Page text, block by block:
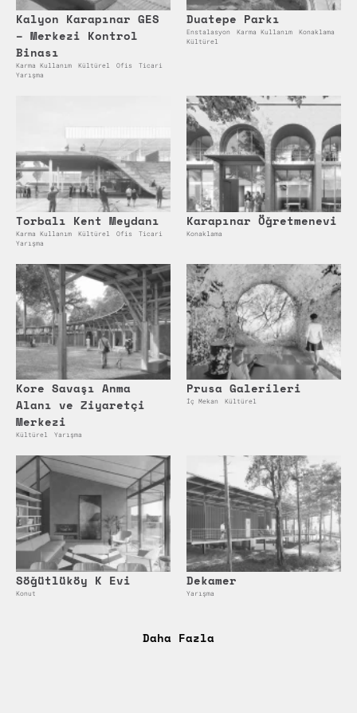
Kalyon Karapınar GES
– Merkezi Kontrol
Binası
Karma Kullanım Kültürel Ofis
Ticari
Yarışma
Duatepe Parkı
Enstalasyon Karma Kullanım
Konaklama
Kültürel
Torbalı Kent Meydanı
Karma Kullanım Kültürel Ofis
Ticari
Yarışma
Karapınar Öğretmenevi
Konaklama
Kore Savaşı Anma
Alanı ve Ziyaretçi
Merkezi
Kültürel Yarışma
Prusa Galerileri
İç Mekan Kültürel
Söğütlüköy K Evi
Konut
Dekamer
Yarışma
Daha Fazla